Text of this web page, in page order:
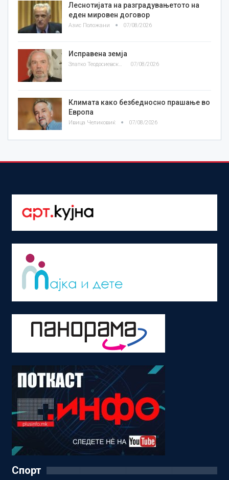
Леснотијата на разградувањетото на
еден мировен договор
Азис Положани 07/08/2026
Исправена земја
Златко Теодосиевски 07/08/2026
Климата како безбедносно прашање во
Европа
Ивица Челиковиќ 07/08/2026
Спорт